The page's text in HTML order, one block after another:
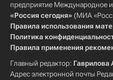
предприятие Международное
«Россия сегодня» (МИА
Правила использования
Политика
Правила применения
Главный редактор: Гаврилова
Адрес электронной почты